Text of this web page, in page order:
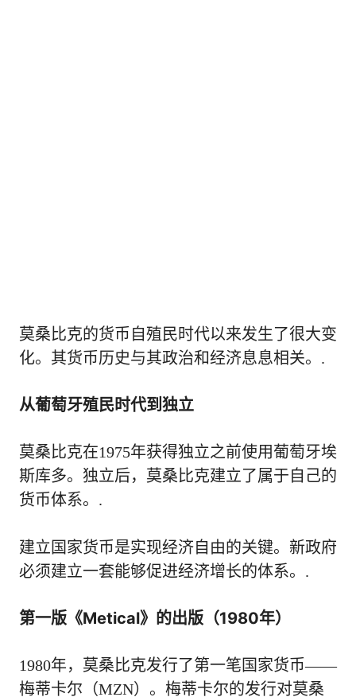
莫桑比克的货币自殖民时代以来发生了很大变
化。其货币历史与其政治和经济息息相关。.
从葡萄牙殖民时代到独立
莫桑比克在1975年获得独立之前使用葡萄牙埃
斯库多。独立后，莫桑比克建立了属于自己的
货币体系。.
建立国家货币是实现经济自由的关键。新政府
必须建立一套能够促进经济增长的体系。.
第一版《Metical》的出版（1980年）
1980年，莫桑比克发行了第一笔国家货币——
梅蒂卡尔（MZN）。梅蒂卡尔的发行对莫桑